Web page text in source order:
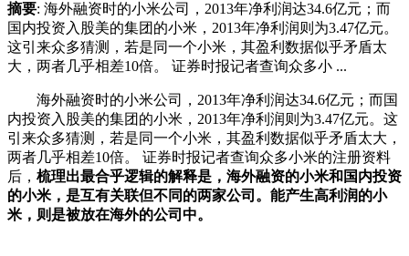
摘要: 海外融资时的小米公司，2013年净利润达34.6亿元；而
国内投资入股美的集团的小米，2013年净利润则为3.47亿元。
这引来众多猜测，若是同一个小米，其盈利数据似乎矛盾太
大，两者几乎相差10倍。 证券时报记者查询众多小 ...
海外融资时的小米公司，2013年净利润达34.6亿元；而国
内投资入股美的集团的小米，2013年净利润则为3.47亿元。这
引来众多猜测，若是同一个小米，其盈利数据似乎矛盾太大，
两者几乎相差10倍。 证券时报记者查询众多小米的注册资料
后， 梳理出最合乎逻辑的解释是，海外融资的小米和国内投资
的小米，是互有关联但不同的两家公司。能产生高利润的小
米，则是被放在海外的公司中。